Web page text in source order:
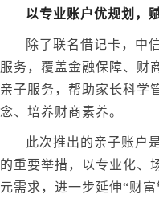
以专业账户优规划，
除了联名借记卡，中
服务，覆盖金融保障、财
亲子服务，帮助家长科学
念、培养财商素养。
此次推出的亲子账户
的重要举措，以专业化、
元需求，进一步延伸“财